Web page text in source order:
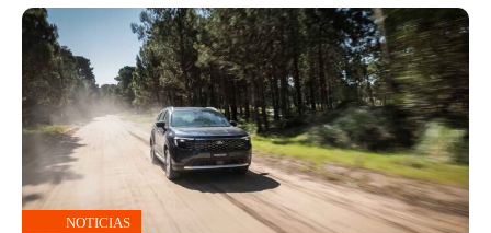
NOTICIAS